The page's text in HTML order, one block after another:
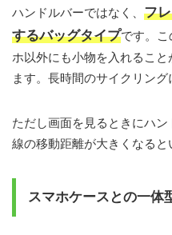
ハンドルバーではなく、 フ
するバッグタイプです。こ
ホ以外にも小物を入れるこ
ます。長時間のサイクリング
ただし画面を見るときにハ
線の移動距離が大きくなると
スマホケースとの一体